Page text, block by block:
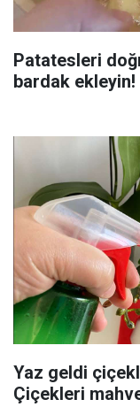
Patatesleri
bardak ekleyin!
Yaz geldi
Çiçekleri